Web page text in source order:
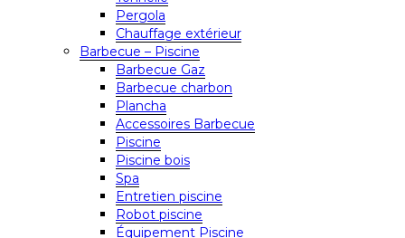
Pergola
Chauffage extérieur
Barbecue – Piscine
Barbecue Gaz
Barbecue charbon
Plancha
Accessoires Barbecue
Piscine
Piscine bois
Spa
Entretien piscine
Robot piscine
Équipement Piscine